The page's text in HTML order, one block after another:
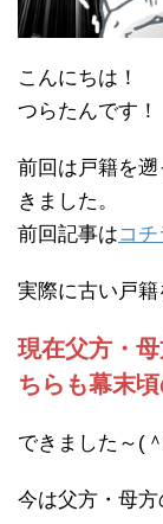
こんにちは！
つらたんです！
前回は戸籍を
きました。
前回記事はコチ
実際に古い戸籍
現在父方・
ちらも幕末
できました～(
今は父方・母方